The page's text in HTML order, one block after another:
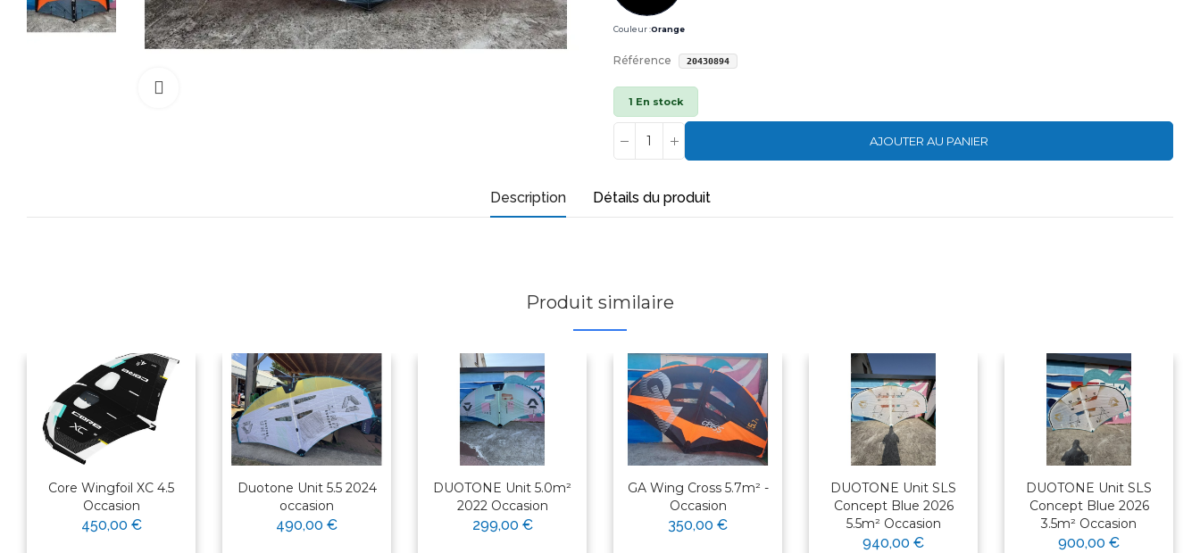
Couleur :Orange
Référence 20430894
1 En stock
AJOUTER AU PANIER
Description Détails du produit
Produit similaire
Core Wingfoil XC 4.5
Occasion
450,00 €
Duotone Unit 5.5 2024
occasion
490,00 €
DUOTONE Unit 5.0m²
2022 Occasion
299,00 €
GA Wing Cross 5.7m² -
Occasion
350,00 €
DUOTONE Unit SLS
Concept Blue 2026
5.5m² Occasion
940,00 €
DUOTONE Unit SLS
Concept Blue 2026
3.5m² Occasion
900,00 €